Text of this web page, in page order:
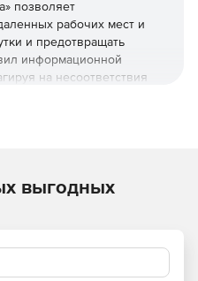
позволяет
рабочих мест и
и предотвращать
информационной
на несоответствия
свыше 150 000 АРМ
ежеминутно.
правила информационной
информацию о
выгодных